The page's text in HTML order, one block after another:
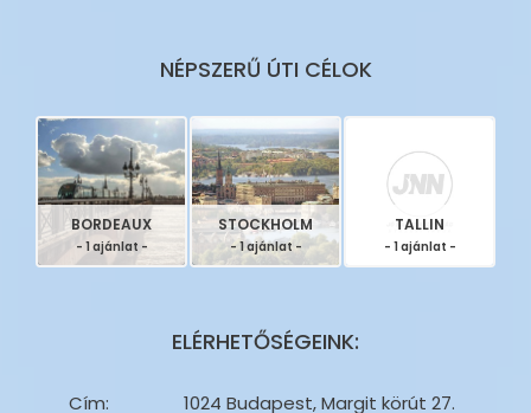
NÉPSZERŰ ÚTI CÉLOK
BORDEAUX
- 1 ajánlat -
STOCKHOLM
- 1 ajánlat -
TALLIN
- 1 ajánlat -
ELÉRHETŐSÉGEINK:
Cím: 1024 Budapest, Margit körút 27.